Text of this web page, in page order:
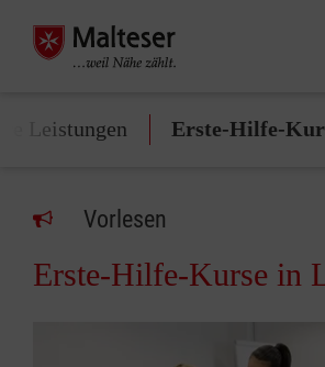
Leistungen Erste-Hilfe-
Vorlesen
Erste-Hilfe-Kurse in